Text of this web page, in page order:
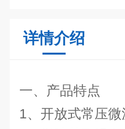
详情介绍
一、产品特点
1、开放式常压